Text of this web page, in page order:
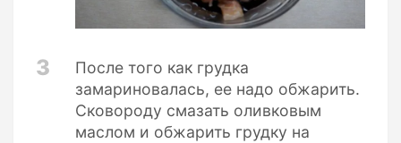
3
После того как грудка
замариновалась, ее надо обжарить.
Сковороду смазать оливковым
маслом и обжарить грудку на